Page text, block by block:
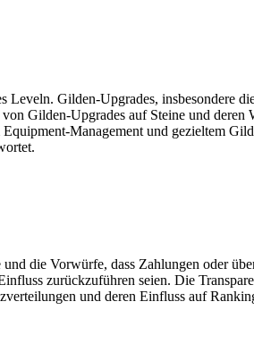
Gilden-Upgrades, insbesondere
Gilden-Upgrades auf Steine und
Management und gezieltem
die Vorwürfe, dass Zahlungen oder
zurückzuführen seien. Die
und deren Einfluss auf